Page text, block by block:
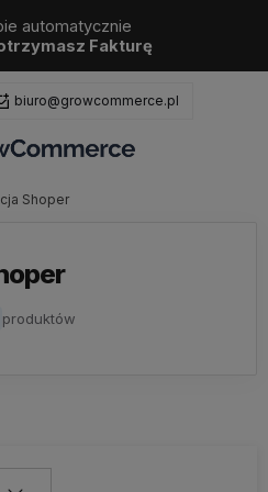
automatycznie
Fakturę
biuro@growcommerce.pl
się
Shoper
produktów